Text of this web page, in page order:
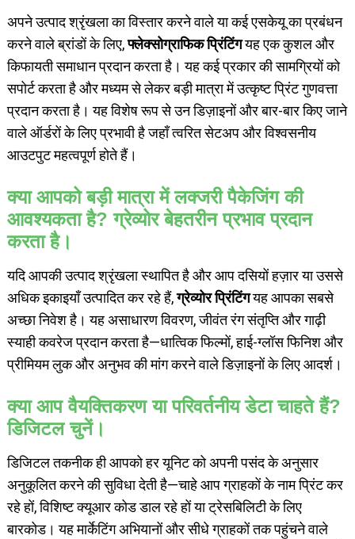
अपने उत्पाद श्रृंखला का विस्तार करने वाले या कई एसकेयू का प्रबंधन
करने वाले ब्रांडों के लिए,फ्लेक्सोग्राफिक प्रिंटिंगयह एक कुशल और
किफायती समाधान प्रदान करता है। यह कई प्रकार की सामग्रियों को
सपोर्ट करता है और मध्यम से लेकर बड़ी मात्रा में उत्कृष्ट प्रिंट गुणवत्ता
प्रदान करता है। यह विशेष रूप से उन डिज़ाइनों और बार-बार किए जाने
वाले ऑर्डरों के लिए प्रभावी है जहाँ त्वरित सेटअप और विश्वसनीय
आउटपुट महत्वपूर्ण होते हैं।
क्या आपको बड़ी मात्रा में लक्जरी पैकेजिंग की
आवश्यकता है? ग्रेव्योर बेहतरीन प्रभाव प्रदान
करता है।
यदि आपकी उत्पाद श्रृंखला स्थापित है और आप दसियों हज़ार या उससे
अधिक इकाइयाँ उत्पादित कर रहे हैं,ग्रेव्योर प्रिंटिंगयह आपका सबसे
अच्छा निवेश है। यह असाधारण विवरण, जीवंत रंग संतृप्ति और गाढ़ी
स्याही कवरेज प्रदान करता है—धात्विक फिल्मों, हाई-ग्लॉस फिनिश और
प्रीमियम लुक और अनुभव की मांग करने वाले डिज़ाइनों के लिए आदर्श।
क्या आप वैयक्तिकरण या परिवर्तनीय डेटा चाहते हैं?
डिजिटल चुनें।
डिजिटल तकनीक ही आपको हर यूनिट को अपनी पसंद के अनुसार
अनुकूलित करने की सुविधा देती है—चाहे आप ग्राहकों के नाम प्रिंट कर
रहे हों, विशिष्ट क्यूआर कोड डाल रहे हों या ट्रेसबिलिटी के लिए
बारकोड। यह मार्केटिंग अभियानों और सीधे ग्राहकों तक पहुंचने वाले